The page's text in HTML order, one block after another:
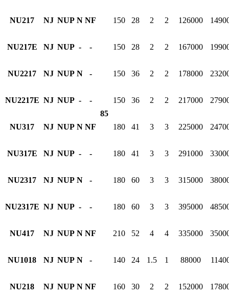
85
NU217 NJ NUP N NF 150 28 2 2 126000
NU217E NJ NUP - - 150 28 2 2 167000
NU2217 NJ NUP N - 150 36 2 2 178000
NU2217E NJ NUP - - 150 36 2 2 217000
NU317 NJ NUP N NF 180 41 3 3 225000
NU317E NJ NUP - - 180 41 3 3 291000
NU2317 NJ NUP N - 180 60 3 3 315000
NU2317E NJ NUP - - 180 60 3 3 395000
NU417 NJ NUP N NF 210 52 4 4 335000
NU1018 NJ NUP N - 140 24 1.5 1 88000
NU218 NJ NUP N NF 160 30 2 2 152000